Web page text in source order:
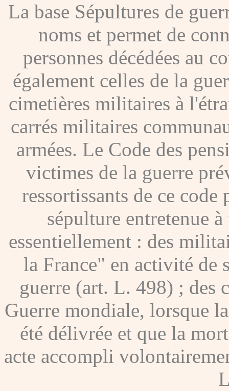
La base Sépultures de
noms et permet de
personnes décédées au
également celles de la
cimetières militaires à
carrés militaires
armées. Le Code des
victimes de la guerre
ressortissants de ce code
sépulture entretenue
essentiellement : des
la France" en activité de
guerre (art. L. 498) ; des
Guerre mondiale, lorsque
été délivrée et que la
acte accompli